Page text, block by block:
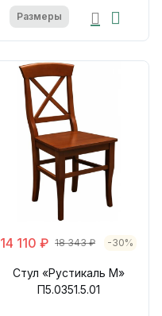
Размеры
14 110 ₽ 18 343 ₽ -30%
Стул «Рустикаль М»
П5.0351.5.01